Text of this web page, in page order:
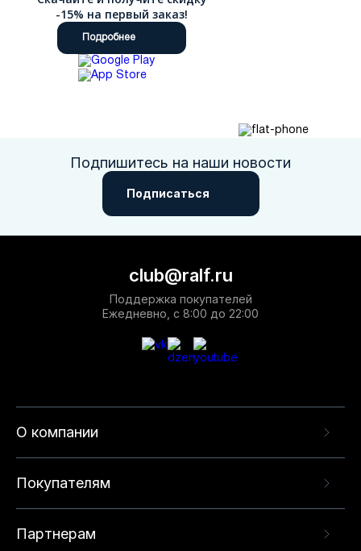
-15% на первый заказ!
Подробнее
Подпишитесь на наши новости
Подписаться
О компании
Покупателям
Партнерам
club@ralf.ru
Поддержка покупателей
Ежедневно, с 8:00 до 22:00